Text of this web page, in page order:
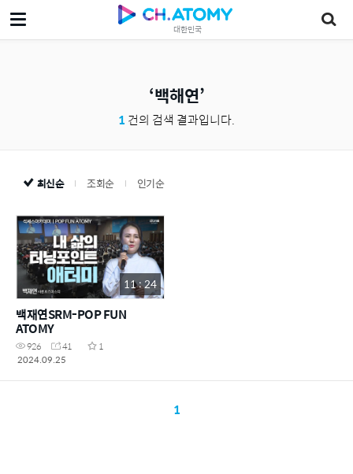
대한민국
백해연
1 건의 검색 결과입니다.
최신순 조회순 인기순
11 : 24
백재연SRM-POP FUN
ATOMY
926 41
1
2024.09.25
1